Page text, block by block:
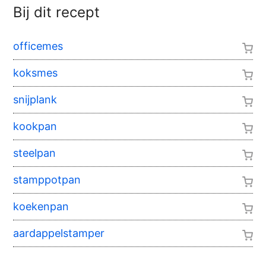
Bij dit recept
officemes
koksmes
snijplank
kookpan
steelpan
stamppotpan
koekenpan
aardappelstamper